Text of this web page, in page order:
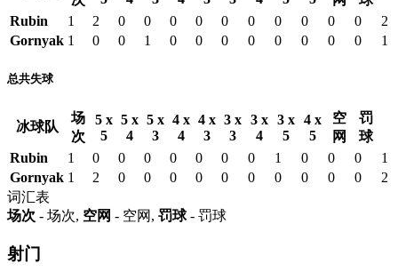
Rubin
1 2 0 0 0 0 0 0 0 0 0 0
2
Gornyak 1 0 0 1 0 0 0 0 0 0 0 0 1
总共失球
冰球队
场
次
5 x
5
5 x
4
5 x
3
4 x
4
4 x
3
3 x
3
3 x
4
3 x
5
4 x
5
空
网
罚
球
Rubin
1 0 0 0 0 0 0 0 1 0 0 0
1
Gornyak 1 2 0 0 0 0 0 0 0 0 0 0
2
词汇表
场次 - 场次, 空网 - 空网, 罚球- 罚球
射门